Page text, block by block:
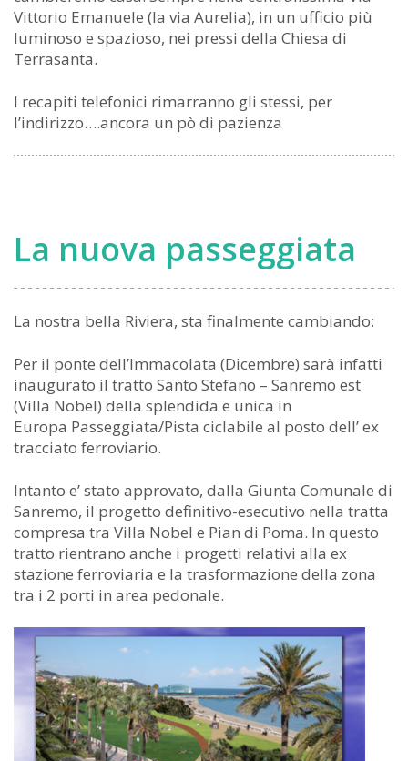
Vittorio Emanuele (la via Aurelia), in un ufficio più
luminoso e spazioso, nei pressi della Chiesa di
Terrasanta.
I recapiti telefonici rimarranno gli stessi, per
l’indirizzo….ancora un pò di pazienza
La nuova passeggiata
La nostra bella Riviera, sta finalmente cambiando:
Per il ponte dell’Immacolata (Dicembre) sarà infatti
inaugurato il tratto Santo Stefano – Sanremo est
(Villa Nobel) della splendida e unica in
Europa Passeggiata/Pista ciclabile al posto dell’ ex
tracciato ferroviario.
Intanto e’ stato approvato, dalla Giunta Comunale di
Sanremo, il progetto definitivo-esecutivo nella tratta
compresa tra Villa Nobel e Pian di Poma. In questo
tratto rientrano anche i progetti relativi alla ex
stazione ferroviaria e la trasformazione della zona
tra i 2 porti in area pedonale.